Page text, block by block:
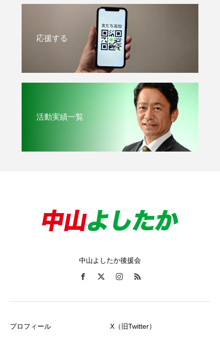
応援する
活動実績一覧
中山よしたか後援会
プロフィール X（旧Twitter）